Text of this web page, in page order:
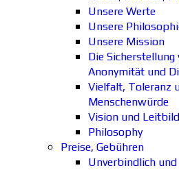
Unsere Werte
Unsere
Unsere Mission
Die Sicherstellung
Anonymität und
Vielfalt, Toleranz
Menschenwürde
Vision und Leitbild
Philosophy
Preise, Gebühren
Unverbindlich und